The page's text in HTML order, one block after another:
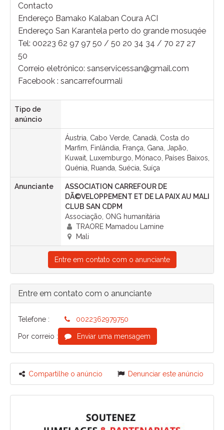
Contacto
Endereço Bamako Kalaban Coura ACI
Endereço San Karantela perto do grande mosuqée
Tel: 00223 62 97 97 50 / 50 20 34 34 / 70 27 27
50
Correio eletrónico: sanservicessan@gmail.com
Facebook : sancarrefourmali
Tipo de
anúncio
Áustria, Cabo Verde, Canadá, Costa do
Marfim, Finlândia, França, Gana, Japão,
Kuwait, Luxemburgo, Mónaco, Países Baixos,
Quénia, Ruanda, Suécia, Suíça
Anunciante
ASSOCIATION CARREFOUR DE
DÃ©VELOPPEMENT ET DE LA PAIX AU MALI
CLUB SAN CDPM
Associação, ONG humanitária
TRAORE Mamadou Lamine
Mali
Entre em contato com o anunciante
Entre em contato com o anunciante
Telefone : 0022362979750
Por correio : Enviar uma mensagem
Compartilhe o anúncio Denunciar este anúncio